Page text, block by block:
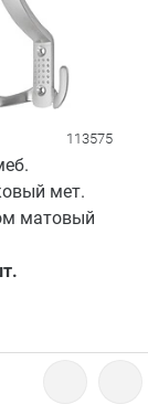
113575
мет.
матовый